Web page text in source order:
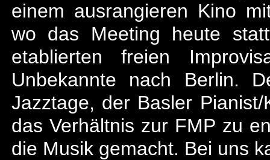
einem ausrangieren Kino
wo das Meeting heute
etablierten freien
Unbekannte nach Berlin.
Jazztage, der Basler
das Verhältnis zur FMP zu
die Musik gemacht. Bei uns